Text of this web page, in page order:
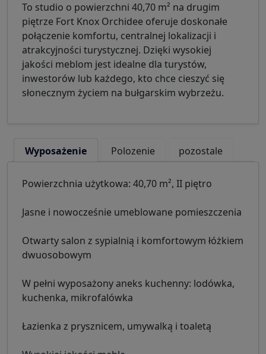
To studio o powierzchni 40,70 m² na drugim
piętrze Fort Knox Orchidee oferuje doskonałe
połączenie komfortu, centralnej lokalizacji i
atrakcyjności turystycznej. Dzięki wysokiej
jakości meblom jest idealne dla turystów,
inwestorów lub każdego, kto chce cieszyć się
słonecznym życiem na bułgarskim wybrzeżu.
Wyposażenie Polozenie pozostale
Powierzchnia użytkowa: 40,70 m², II piętro
Jasne i nowocześnie umeblowane pomieszczenia
Otwarty salon z sypialnią i komfortowym łóżkiem
dwuosobowym
W pełni wyposażony aneks kuchenny: lodówka,
kuchenka, mikrofalówka
Łazienka z prysznicem, umywalką i toaletą